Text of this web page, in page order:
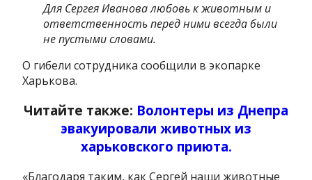
Для Сергея Иванова любовь к животным и
ответственность перед ними всегда были
не пустыми словами.
О гибели сотрудника сообщили в экопарке
Харькова.
Читайте также: Волонтеры из Днепра
эвакуировали животных из
харьковского приюта.
«Благодаря таким, как Сергей наши животные